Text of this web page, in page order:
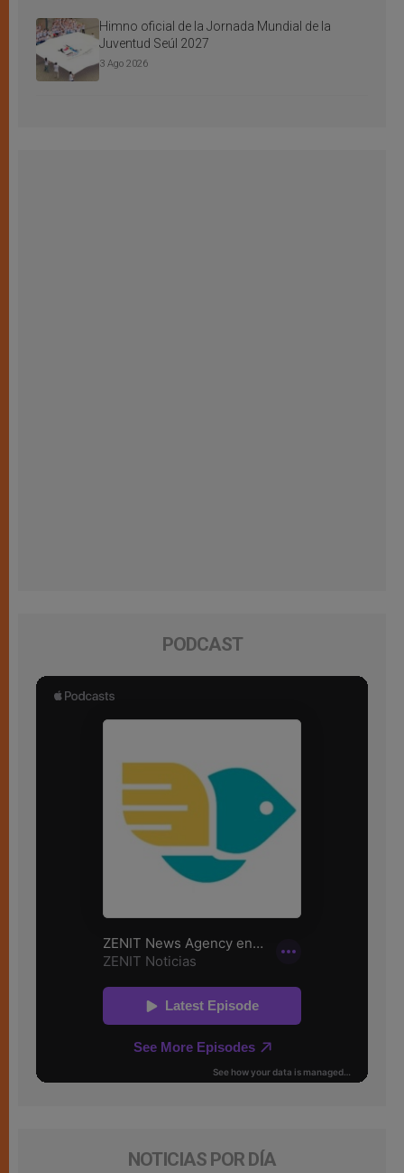
Himno oficial de la Jornada Mundial de la
Juventud Seúl 2027
3 Ago 2026
PODCAST
NOTICIAS POR DÍA